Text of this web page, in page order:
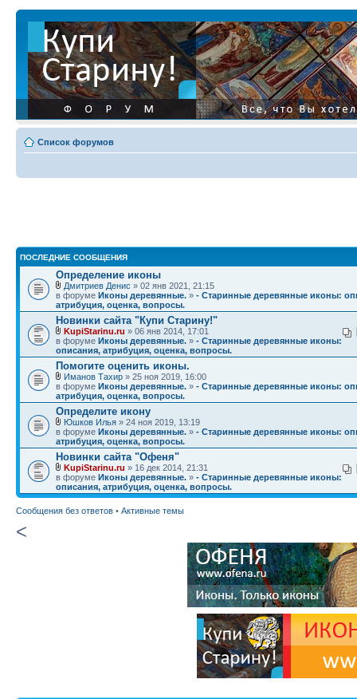
Список форумов
ПОСЛЕДНИЕ СООБЩЕНИЯ
Определение иконы
Дмитриев Денис » 02 янв 2021, 21:15
в форуме Иконы деревянные. » - Старинные деревянные иконы:
атрибуция, оценка, вопросы.
Новинки сайта "Купи Старину!"
KupiStarinu.ru » 06 янв 2014, 17:01
в форуме Иконы деревянные. » - Старинные деревянные иконы:
описания, атрибуция, оценка, вопросы.
Помогите оценить иконы.
Иманов Тахир » 25 ноя 2019, 16:00
в форуме Иконы деревянные. » - Старинные деревянные иконы:
атрибуция, оценка, вопросы.
Определите икону
Юшков Илья » 24 ноя 2019, 13:19
в форуме Иконы деревянные. » - Старинные деревянные иконы:
атрибуция, оценка, вопросы.
Новинки сайта "Офеня"
KupiStarinu.ru » 16 дек 2014, 21:31
в форуме Иконы деревянные. » - Старинные деревянные иконы:
описания, атрибуция, оценка, вопросы.
Сообщения без ответов • Активные темы
<